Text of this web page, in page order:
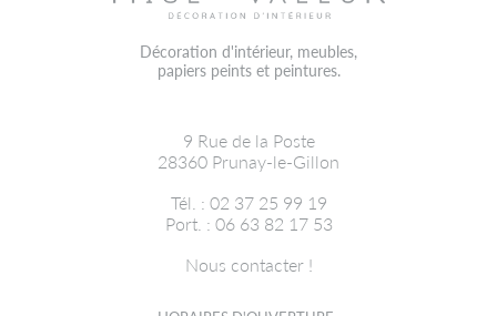
Décoration d'intérieur, meubles,
papiers peints et peintures.
9 Rue de la Poste
28360 Prunay-le-Gillon
Tél. : 02 37 25 99 19
Port. : 06 63 82 17 53
Nous contacter !